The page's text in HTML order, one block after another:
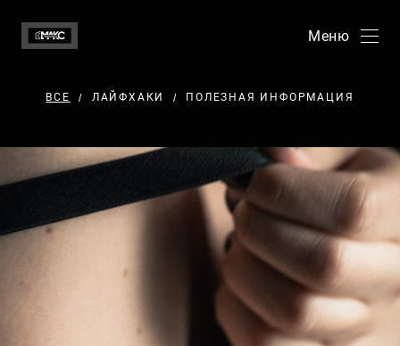
Меню
ВСЕ ЛАЙФХАКИ ПОЛЕЗНАЯ ИНФОРМАЦИЯ